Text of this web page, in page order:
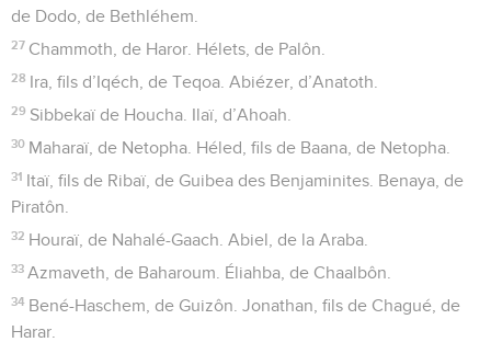
de Dodo, de Bethléhem.
27 Chammoth, de Haror. Hélets, de Palôn.
28 Ira, fils d’Iqéch, de Teqoa. Abiézer, d’Anatoth.
29 Sibbekaï de Houcha. Ilaï, d’Ahoah.
30 Maharaï, de Netopha. Héled, fils de Baana, de Netopha.
31 Itaï, fils de Ribaï, de Guibea des Benjaminites. Benaya, de
Piratôn.
32 Houraï, de Nahalé-Gaach. Abiel, de la Araba.
33 Azmaveth, de Baharoum. Éliahba, de Chaalbôn.
34 Bené-Haschem, de Guizôn. Jonathan, fils de Chagué, de
Harar.